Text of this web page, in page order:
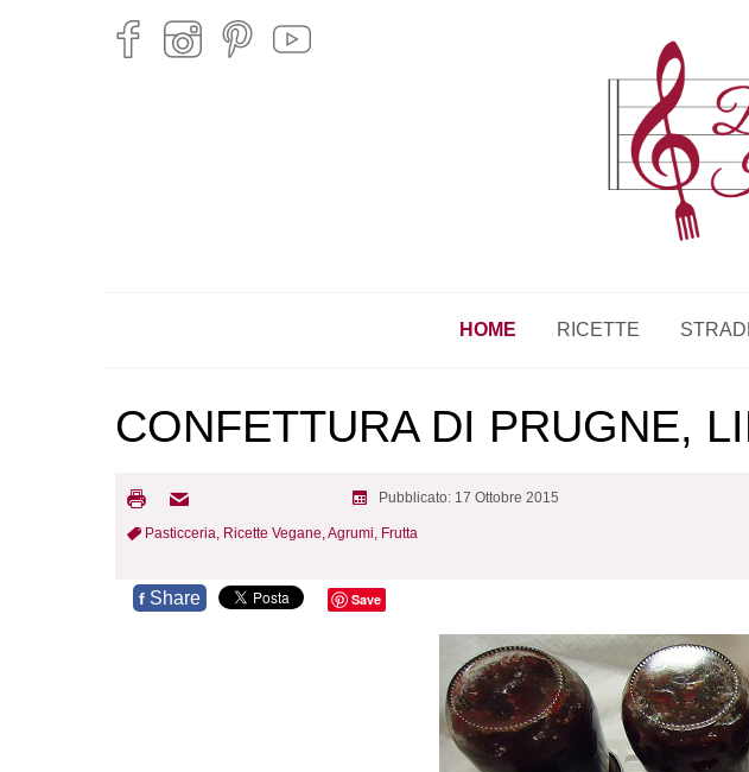
HOME RICETTE
CONFETTURA DI PRUGNE,
Pubblicato: 17 Ottobre 2015
Pasticceria, Ricette Vegane,Agrumi, Frutta
f Share Save